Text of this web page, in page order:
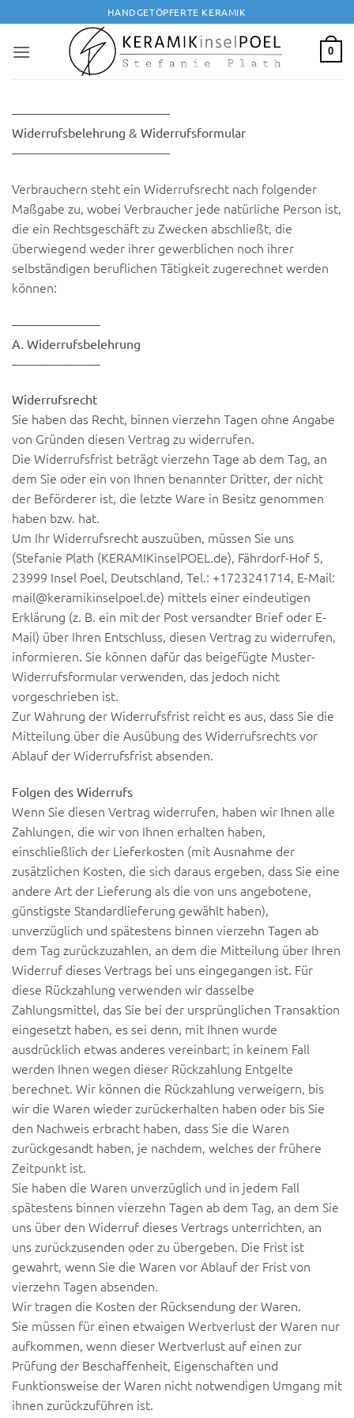
Inhalt
springen
HANDGETÖPFERTE KERAMIK
0
————————————–
Widerrufsbelehrung & Widerrufsformular
————————————–
Verbrauchern steht ein Widerrufsrecht nach folgender
Maßgabe zu, wobei Verbraucher jede natürliche Person ist,
die ein Rechtsgeschäft zu Zwecken abschließt, die
überwiegend weder ihrer gewerblichen noch ihrer
selbständigen beruflichen Tätigkeit zugerechnet werden
können:
———————
A. Widerrufsbelehrung
———————
Widerrufsrecht
Sie haben das Recht, binnen vierzehn Tagen ohne Angabe
von Gründen diesen Vertrag zu widerrufen.
Die Widerrufsfrist beträgt vierzehn Tage ab dem Tag, an
dem Sie oder ein von Ihnen benannter Dritter, der nicht
der Beförderer ist, die letzte Ware in Besitz genommen
haben bzw. hat.
Um Ihr Widerrufsrecht auszuüben, müssen Sie uns
(Stefanie Plath (KERAMIKinselPOEL.de), Fährdorf-Hof 5,
23999 Insel Poel, Deutschland, Tel.: +1723241714, E-Mail:
mail@keramikinselpoel.de) mittels einer eindeutigen
Erklärung (z. B. ein mit der Post versandter Brief oder E-
Mail) über Ihren Entschluss, diesen Vertrag zu widerrufen,
informieren. Sie können dafür das beigefügte Muster-
Widerrufsformular verwenden, das jedoch nicht
vorgeschrieben ist.
Zur Wahrung der Widerrufsfrist reicht es aus, dass Sie die
Mitteilung über die Ausübung des Widerrufsrechts vor
Ablauf der Widerrufsfrist absenden.
Folgen des Widerrufs
Wenn Sie diesen Vertrag widerrufen, haben wir Ihnen alle
Zahlungen, die wir von Ihnen erhalten haben,
einschließlich der Lieferkosten (mit Ausnahme der
zusätzlichen Kosten, die sich daraus ergeben, dass Sie eine
andere Art der Lieferung als die von uns angebotene,
günstigste Standardlieferung gewählt haben),
unverzüglich und spätestens binnen vierzehn Tagen ab
dem Tag zurückzuzahlen, an dem die Mitteilung über Ihren
Widerruf dieses Vertrags bei uns eingegangen ist. Für
diese Rückzahlung verwenden wir dasselbe
Zahlungsmittel, das Sie bei der ursprünglichen Transaktion
eingesetzt haben, es sei denn, mit Ihnen wurde
ausdrücklich etwas anderes vereinbart; in keinem Fall
werden Ihnen wegen dieser Rückzahlung Entgelte
berechnet. Wir können die Rückzahlung verweigern, bis
wir die Waren wieder zurückerhalten haben oder bis Sie
den Nachweis erbracht haben, dass Sie die Waren
zurückgesandt haben, je nachdem, welches der frühere
Zeitpunkt ist.
Sie haben die Waren unverzüglich und in jedem Fall
spätestens binnen vierzehn Tagen ab dem Tag, an dem Sie
uns über den Widerruf dieses Vertrags unterrichten, an
uns zurückzusenden oder zu übergeben. Die Frist ist
gewahrt, wenn Sie die Waren vor Ablauf der Frist von
vierzehn Tagen absenden.
Wir tragen die Kosten der Rücksendung der Waren.
Sie müssen für einen etwaigen Wertverlust der Waren nur
aufkommen, wenn dieser Wertverlust auf einen zur
Prüfung der Beschaffenheit, Eigenschaften und
Funktionsweise der Waren nicht notwendigen Umgang mit
ihnen zurückzuführen ist.